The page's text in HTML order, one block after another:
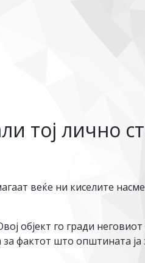
тој лично
веќе ни киселите
објект го гради неговиот
фактот што општината ја